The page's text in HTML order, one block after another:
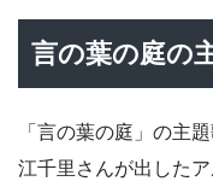
言の葉の庭の
「言の葉の庭」の主
江千里さんが出した